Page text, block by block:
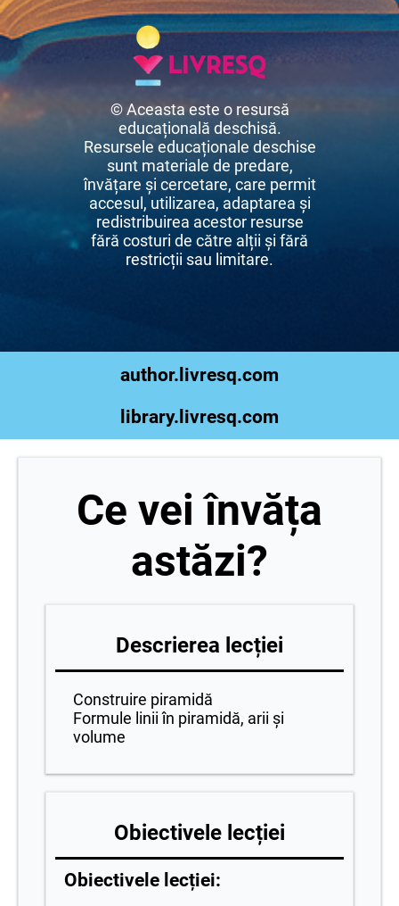
© Aceasta este o resursă
educațională deschisă.
Resursele educaționale deschise
sunt materiale de predare,
învățare și cercetare, care permit
accesul, utilizarea, adaptarea și
redistribuirea acestor resurse
fără costuri de către alții și fără
restricții sau limitare.
author.livresq.com
library.livresq.com
Ce vei învăța
astăzi?
Descrierea lecției
Construire piramidă
Formule linii în piramidă, arii și
volume
Obiectivele lecției
Obiectivele lecției: